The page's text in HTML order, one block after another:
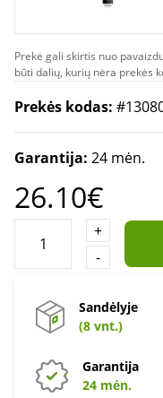
Prekė gali skirtis nuo
būti dalių, kurių nėra prekės
Prekės kodas:
Garantija: 24 mėn.
26.10€
+
-
Sandėlyje
(8 vnt.)
Garantija
24 mėn.